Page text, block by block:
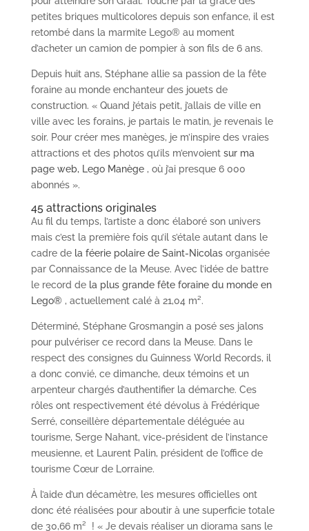
petites briques multicolores depuis son enfance, il est
retombé dans la marmite Lego® au moment
d’acheter un camion de pompier à son fils de 6 ans.
Depuis huit ans, Stéphane allie sa passion de la fête
foraine au monde enchanteur des jouets de
construction. « Quand j’étais petit, j’allais de ville en
ville avec les forains, je partais le matin, je revenais le
soir. Pour créer mes manèges, je m’inspire des vraies
attractions et des photos qu’ils m’envoient sur ma
page web, Lego Manège, où j’ai presque 6 000
abonnés ».
45 attractions originales
Au fil du temps, l’artiste a donc élaboré son univers
mais c’est la première fois qu’il s’étale autant dans le
cadre de la féerie polaire de Saint-Nicolasorganisée
par Connaissance de la Meuse. Avec l’idée de battre
le record de la plus grande fête foraine du monde en
Lego® , actuellement calé à 21,04 m².
Déterminé, Stéphane Grosmangin a posé ses jalons
pour pulvériser ce record dans la Meuse. Dans le
respect des consignes du Guinness World Records, il
a donc convié, ce dimanche, deux témoins et un
arpenteur chargés d’authentifier la démarche. Ces
rôles ont respectivement été dévolus à Frédérique
Serré, conseillère départementale déléguée au
tourisme, Serge Nahant, vice-président de l’instance
meusienne, et Laurent Palin, président de l’office de
tourisme Cœur de Lorraine.
À l’aide d’un décamètre, les mesures officielles ont
donc été réalisées pour aboutir à une superficie totale
de 30,66 m² ! « Je devais réaliser un diorama sans le